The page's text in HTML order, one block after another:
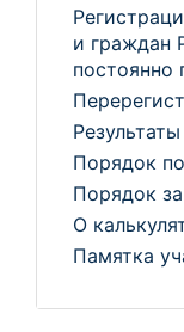
и граждан
Порядок
Порядок
О
Памятка